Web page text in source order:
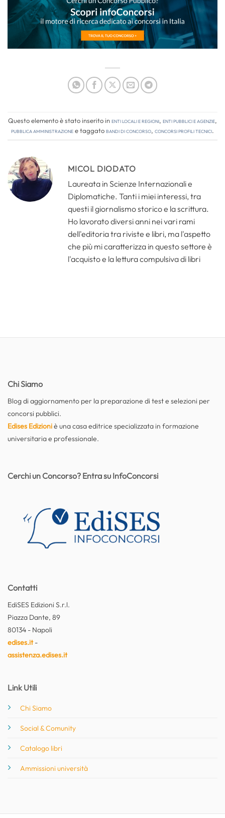
Questo elemento è stato inserito inEnti locali e regioni, Enti pubblici e agenzie,
Pubblica amministrazionee taggatobandi di concorso, concorsi profili tecnici.
MICOL DIODATO
Laureata in Scienze Internazionali e
Diplomatiche. Tanti i miei interessi, tra
questi il giornalismo storico e la scrittura.
Ho lavorato diversi anni nei vari rami
dell'editoria tra riviste e libri, ma l'aspetto
che più mi caratterizza in questo settore è
l'acquisto e la lettura compulsiva di libri
Chi Siamo
Blog di aggiornamento per la preparazione di test e selezioni per
concorsi pubblici.
Edises Edizioniè una casa editrice specializzata in formazione
universitaria e professionale.
Contatti
EdiSES Edizioni S.r.l.
Piazza Dante, 89
80134 - Napoli
edises.it-
assistenza.edises.it
Link Utili
Chi Siamo
Social & Comunity
Catalogo libri
Ammissioni università
Cerchi un Concorso? Entra su InfoConcorsi